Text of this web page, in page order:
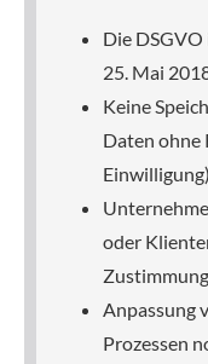
Die
25. Mai
Keine
Daten ohne
Einwilligung)
oder
Anpassung
Prozessen